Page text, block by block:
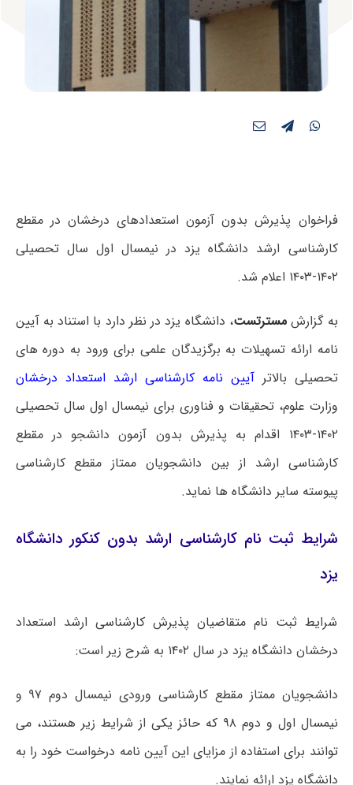
فراخوان پذیرش بدون آزمون استعدادهای درخشان در مقطع
کارشناسی ارشد دانشگاه یزد در نیمسال اول سال تحصیلی
۱۴۰۲-۱۴۰۳ اعلام شد.
به گزارشمسترتست، دانشگاه یزد در نظر دارد با استناد به آیین
نامه ارائه تسهیلات به برگزیدگان علمی برای ورود به دوره های
تحصیلی بالاترآیین نامه کارشناسی ارشد استعداد درخشان
وزارت علوم، تحقیقات و فناوری برای نیمسال اول سال تحصیلی
۱۴۰۲-۱۴۰۳ اقدام به پذیرش بدون آزمون دانشجو در مقطع
کارشناسی ارشد از بین دانشجویان ممتاز مقطع کارشناسی
پیوسته سایر دانشگاه ها نماید.
شرایط ثبت نام کارشناسی ارشد بدون کنکور دانشگاه
یزد
شرایط ثبت نام متقاضیان پذیرش کارشناسی ارشد استعداد
درخشان دانشگاه یزد در سال ۱۴۰۲ به شرح زیر است:
دانشجویان ممتاز مقطع کارشناسی ورودی نیمسال دوم ۹۷ و
نیمسال اول و دوم ۹۸ که حائز یکی از شرایط زیر هستند، می
توانند برای استفاده از مزایای این آیین نامه درخواست خود را به
دانشگاه یزد ارائه نمایند.